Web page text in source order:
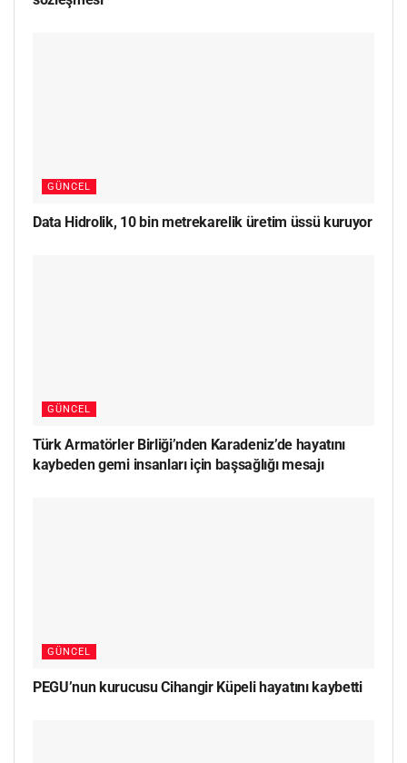
GÜNCEL
Data Hidrolik, 10 bin metrekarelik üretim üssü kuruyor
GÜNCEL
Türk Armatörler Birliği’nden Karadeniz’de hayatını
kaybeden gemi insanları için başsağlığı mesajı
GÜNCEL
PEGU’nun kurucusu Cihangir Küpeli hayatını kaybetti